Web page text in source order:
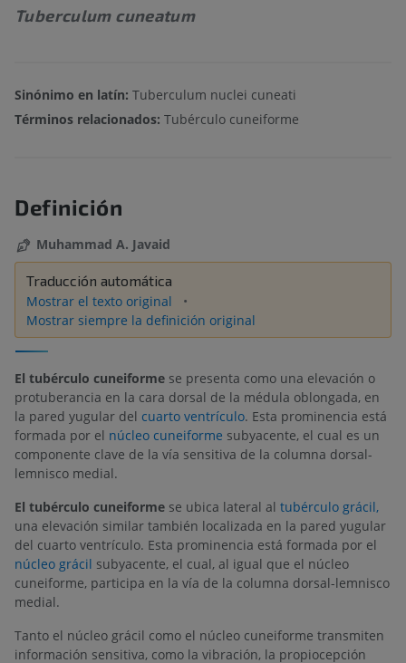
Tuberculum cuneatum
Sinónimo en latín: Tuberculum nuclei cuneati
Términos relacionados: Tubérculo cuneiforme
Definición
Muhammad A. Javaid
Traducción automática
Mostrar el texto original
Mostrar siempre la definición original
El tubérculo cuneiforme se presenta como una elevación o
protuberancia en la cara dorsal de la médula oblongada, en
la pared yugular del cuarto ventrículo. Esta prominencia está
formada por el núcleo cuneiforme subyacente, el cual es un
componente clave de la vía sensitiva de la columna dorsal-
lemnisco medial.
El tubérculo cuneiforme se ubica lateral al tubérculo grácil,
una elevación similar también localizada en la pared yugular
del cuarto ventrículo. Esta prominencia está formada por el
núcleo grácil subyacente, el cual, al igual que el núcleo
cuneiforme, participa en la vía de la columna dorsal-lemnisco
medial.
Tanto el núcleo grácil como el núcleo cuneiforme transmiten
información sensitiva, como la vibración, la propiocepción